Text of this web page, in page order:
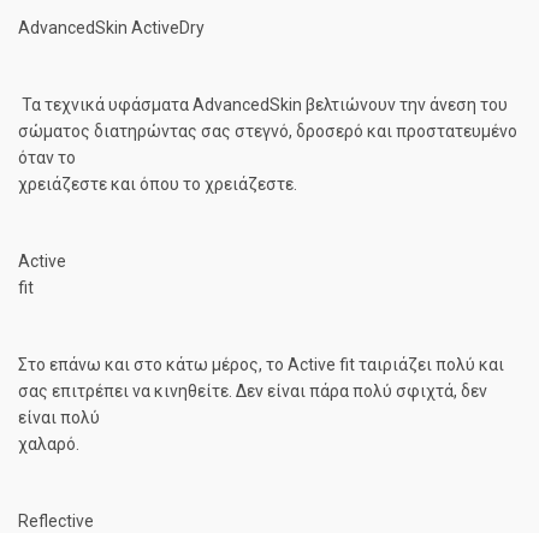
AdvancedSkin ActiveDry
Τα τεχνικά υφάσματα AdvancedSkin βελτιώνουν την άνεση του
σώματος διατηρώντας σας στεγνό, δροσερό και προστατευμένο
όταν το
χρειάζεστε και όπου το χρειάζεστε.
Active
fit
Στο επάνω και στο κάτω μέρος, το Active fit ταιριάζει πολύ και
σας επιτρέπει να κινηθείτε. Δεν είναι πάρα πολύ σφιχτά, δεν
είναι πολύ
χαλαρό.
Reflective